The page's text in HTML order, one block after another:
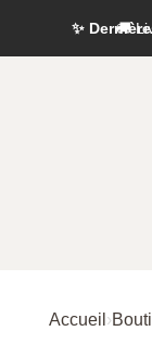
🚚
✨
Accueil ›